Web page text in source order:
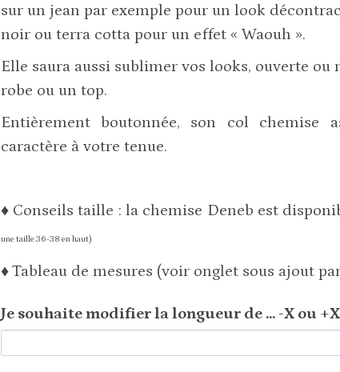
sur un jean par exemple pour un look
noir ou terra cotta pour un effet « Waouh ».
Elle saura aussi sublimer vos looks, ouverte ou
robe ou un top.
Entièrement boutonnée, son col chemise
caractère à votre tenue.
♦ Conseils taille : la chemise Deneb est
une taille 36-38 en haut)
♦Tableau de mesures (voir onglet sous ajout
Je souhaite modifier la longueur de ... -X ou